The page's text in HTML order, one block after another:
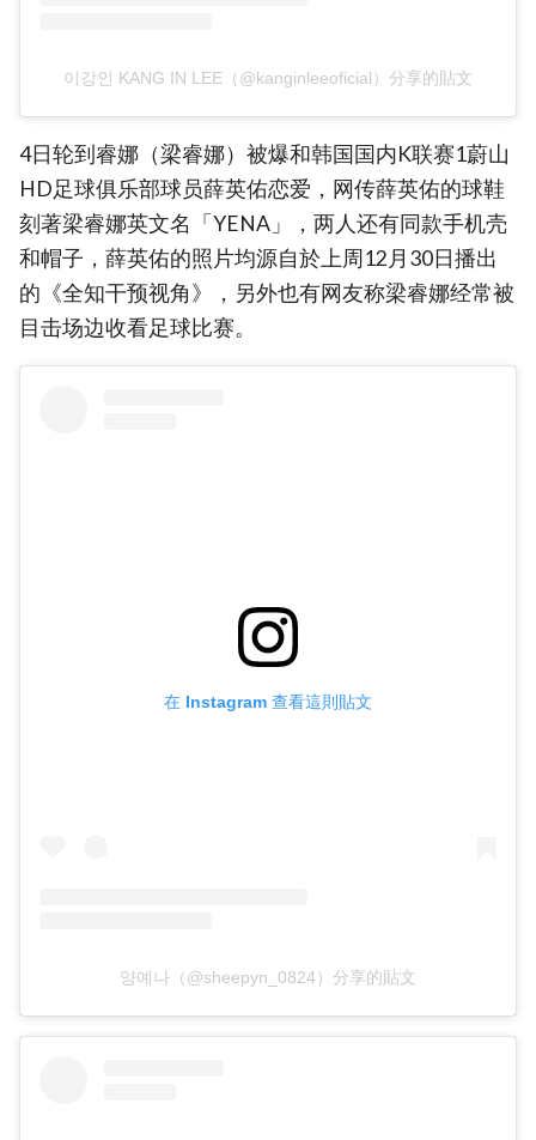
이강인 KANG IN LEE（@kanginleeoficial）分享的貼文
4日轮到睿娜（梁睿娜）被爆和韩国国内K联赛1蔚山
HD足球俱乐部球员薛英佑恋爱，网传薛英佑的球鞋
刻著梁睿娜英文名「YENA」，两人还有同款手机壳
和帽子，薛英佑的照片均源自於上周12月30日播出
的《全知干预视角》，另外也有网友称梁睿娜经常被
目击场边收看足球比赛。
在 Instagram 查看這則貼文
양예나（@sheepyn_0824）分享的貼文